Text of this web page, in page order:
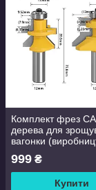
Комплект фрез
дерева для
вагонки
євровагонки)
— хвостовик 12 мм
999 ₴
Купити